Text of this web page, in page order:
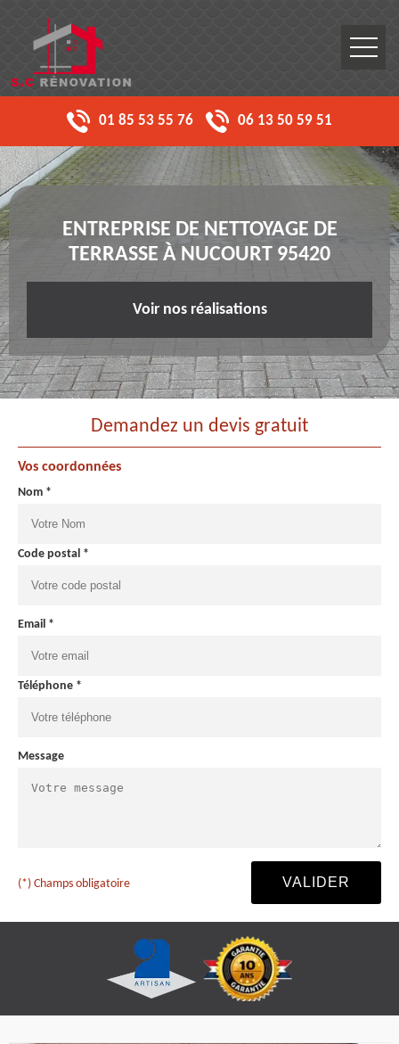
01 85 53 55 76 06 13 50 59 51
ENTREPRISE DE NETTOYAGE DE
TERRASSE À NUCOURT 95420
Voir nos réalisations
Demandez un devis gratuit
Vos coordonnées
Nom *
Code postal *
Email *
Téléphone *
Message
(*) Champs obligatoire